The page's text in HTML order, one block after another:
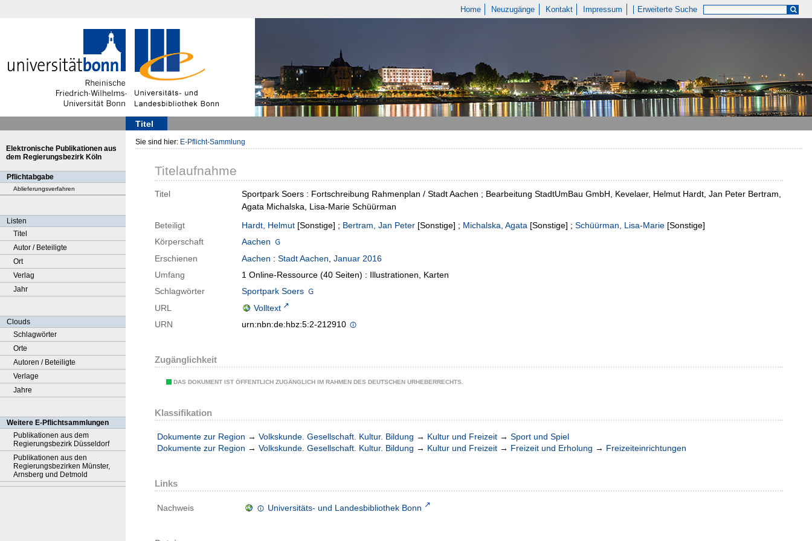
Home Neuzugänge Kontakt Impressum Erweiterte Suche
Titel
Elektronische Publikationen aus
dem Regierungsbezirk Köln
Pflichtabgabe
Ablieferungsverfahren
Listen
Titel
Autor / Beteiligte
Ort
Verlag
Jahr
Clouds
Schlagwörter
Orte
Autoren / Beteiligte
Verlage
Jahre
Weitere E-Pflichtsammlungen
Publikationen aus dem
Regierungsbezirk Düsseldorf
Publikationen aus den
Regierungsbezirken Münster,
Arnsberg und Detmold
Sie sind hier: E-Pflicht-Sammlung
Titelaufnahme
Titel
Sportpark Soers : Fortschreibung Rahmenplan / Stadt Aachen ; Bearbeitung StadtUmBau GmbH, Kevelaer, Helmut Hardt, Jan Peter Bertram,
Agata Michalska, Lisa-Marie Schüürman
Beteiligt
Hardt, Helmut [Sonstige] ; Bertram, Jan Peter [Sonstige] ; Michalska, Agata [Sonstige] ; Schüürman, Lisa-Marie [Sonstige]
Körperschaft
Aachen
Erschienen
Aachen : Stadt Aachen, Januar 2016
Umfang
1 Online-Ressource (40 Seiten) : Illustrationen, Karten
Schlagwörter
Sportpark Soers
URL
Volltext
URN
urn:nbn:de:hbz:5:2-212910
Zugänglichkeit
DAS DOKUMENT IST ÖFFENTLICH ZUGÄNGLICH IM RAHMEN DES DEUTSCHEN URHEBERRECHTS.
Klassifikation
Dokumente zur Region → Volkskunde. Gesellschaft. Kultur. Bildung → Kultur und Freizeit → Sport und Spiel
Dokumente zur Region → Volkskunde. Gesellschaft. Kultur. Bildung → Kultur und Freizeit → Freizeit und Erholung → Freizeiteinrichtungen
Links
Nachweis Universitäts- und Landesbibliothek Bonn